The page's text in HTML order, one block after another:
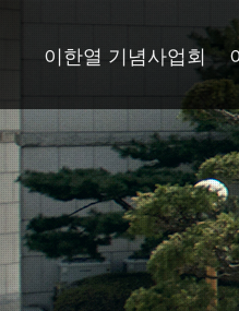
이한열 기념사업회